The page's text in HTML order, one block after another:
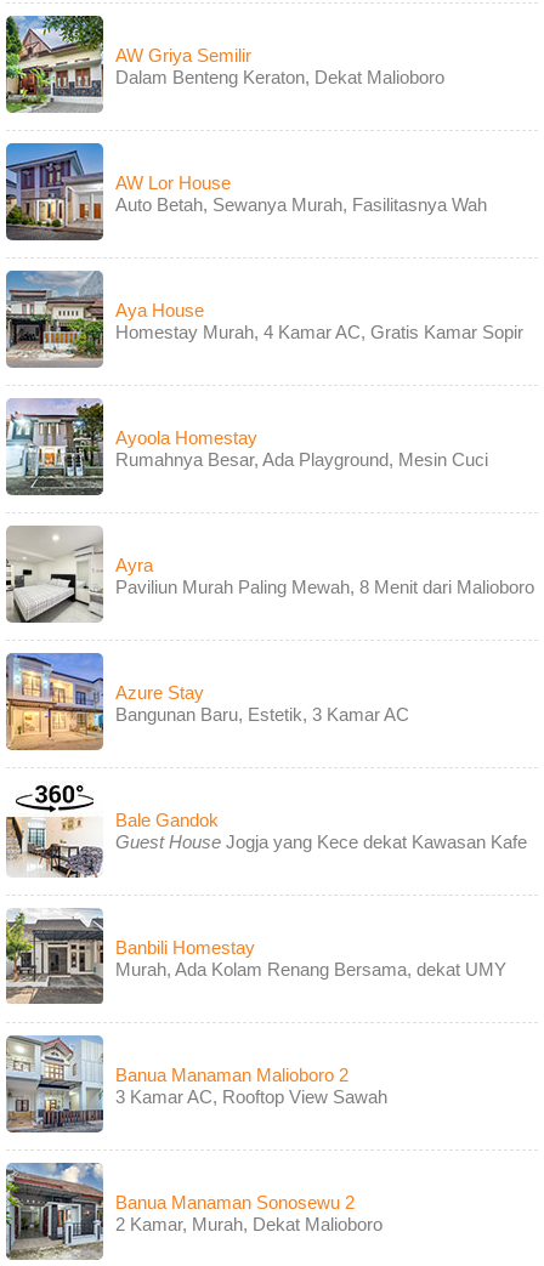
AW Griya Semilir
Dalam Benteng Keraton, Dekat Malioboro
AW Lor House
Auto Betah, Sewanya Murah, Fasilitasnya Wah
Aya House
Homestay Murah, 4 Kamar AC, Gratis Kamar Sopir
Ayoola Homestay
Rumahnya Besar, Ada Playground, Mesin Cuci
Ayra
Paviliun Murah Paling Mewah, 8 Menit dari Malioboro
Azure Stay
Bangunan Baru, Estetik, 3 Kamar AC
Bale Gandok
Guest House Jogja yang Kece dekat Kawasan Kafe
Banbili Homestay
Murah, Ada Kolam Renang Bersama, dekat UMY
Banua Manaman Malioboro 2
3 Kamar AC, Rooftop View Sawah
Banua Manaman Sonosewu 2
2 Kamar, Murah, Dekat Malioboro